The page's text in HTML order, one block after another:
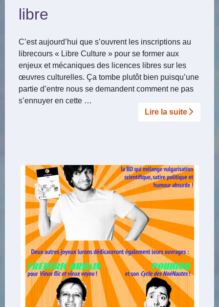
libre
C’est aujourd’hui que s’ouvrent les inscriptions au
librecours « Libre Culture » pour se former aux
enjeux et mécaniques des licences libres sur les
œuvres culturelles. Ça tombe plutôt bien puisqu’une
partie d’entre nous se demandent comment ne pas
s’ennuyer en cette …
Lire la suite­­